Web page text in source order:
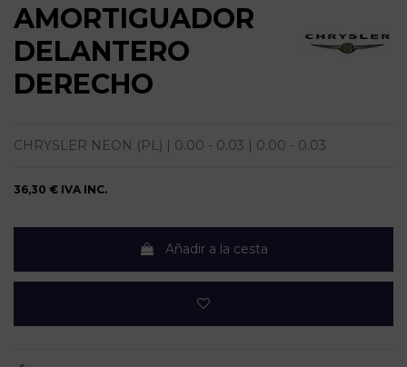
AMORTIGUADOR
DELANTERO
DERECHO
CHRYSLER NEON (PL) | 0.00 - 0.03 | 0.00 - 0.03
36,30 € IVA INC.
Añadir a la cesta